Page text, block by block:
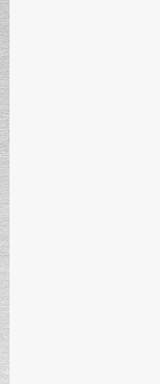
završava
Tema:
na Portalu
Novi portal
početne